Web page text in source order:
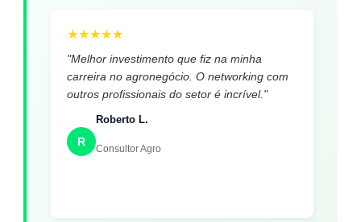
★★★★★
"Melhor investimento que fiz na minha
carreira no agronegócio. O networking com
outros profissionais do setor é incrível."
R
Roberto L.
Consultor Agro